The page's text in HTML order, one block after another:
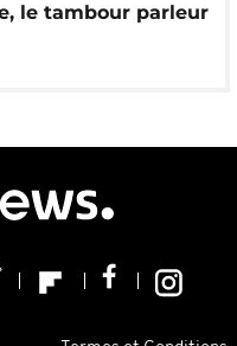
le tambour parleur